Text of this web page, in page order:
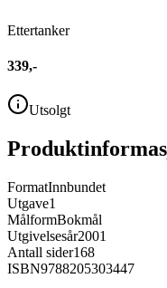
Ettertanker
339,-
Utsolgt
FormatInnbundet
Utgave1
MålformBokmål
Utgivelsesår2001
Antall sider168
ISBN9788205303447